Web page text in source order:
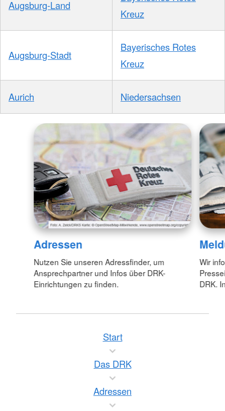
Augsburg-Land
Kreuz
Augsburg-Stadt
Bayerisches Rotes
Kreuz
Aurich Niedersachsen
Adressen
Nutzen Sie unseren Adressfinder, um
Ansprechpartner und Infos über DRK-
Einrichtungen zu finden.
Wir
DRK.
Start
Das DRK
Adressen